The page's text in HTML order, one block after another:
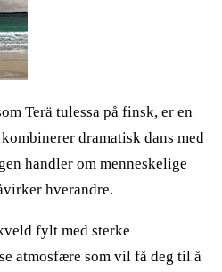
Terä tulessa på finsk, er en
dramatisk dans med
handler om menneskelige
hverandre.
fylt med sterke
atmosfære som vil få deg til å